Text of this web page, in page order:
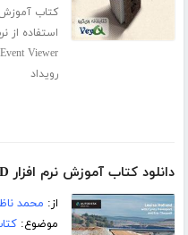
کتاب آموزش
استفاده از
Event Viewer
رویداد
دانلود کتاب آموزش نرم افزار Civil 3D
از: محمد
موضوع: